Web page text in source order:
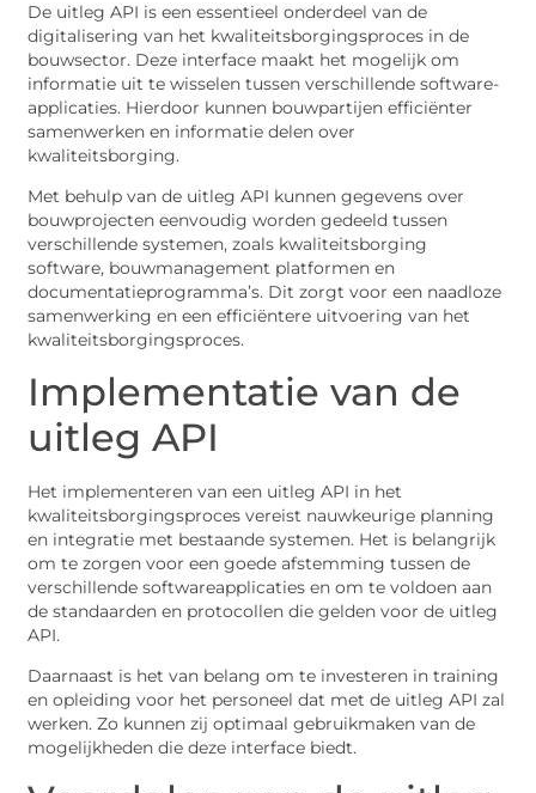
De uitleg API is een essentieel onderdeel van de
digitalisering van het kwaliteitsborgingsproces in de
bouwsector. Deze interface maakt het mogelijk om
informatie uit te wisselen tussen verschillende software-
applicaties. Hierdoor kunnen bouwpartijen efficiënter
samenwerken en informatie delen over
kwaliteitsborging.
Met behulp van de uitleg API kunnen gegevens over
bouwprojecten eenvoudig worden gedeeld tussen
verschillende systemen, zoals kwaliteitsborging
software, bouwmanagement platformen en
documentatieprogramma’s. Dit zorgt voor een naadloze
samenwerking en een efficiëntere uitvoering van het
kwaliteitsborgingsproces.
Implementatie van de
uitleg API
Het implementeren van een uitleg API in het
kwaliteitsborgingsproces vereist nauwkeurige planning
en integratie met bestaande systemen. Het is belangrijk
om te zorgen voor een goede afstemming tussen de
verschillende softwareapplicaties en om te voldoen aan
de standaarden en protocollen die gelden voor de uitleg
API.
Daarnaast is het van belang om te investeren in training
en opleiding voor het personeel dat met de uitleg API zal
werken. Zo kunnen zij optimaal gebruikmaken van de
mogelijkheden die deze interface biedt.